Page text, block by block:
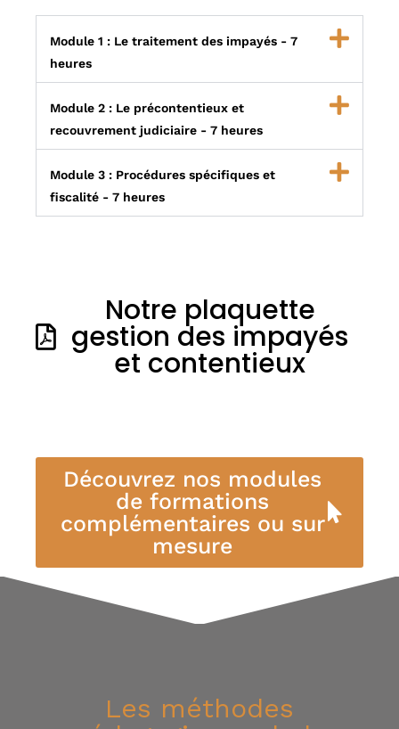
Module 1 : Le traitement des impayés - 7
heures
Module 2 : Le précontentieux et
recouvrement judiciaire - 7 heures
Module 3 : Procédures spécifiques et
fiscalité - 7 heures
Notre plaquette
gestion des impayés
et contentieux
Découvrez nos modules
de formations
complémentaires ou sur
mesure
Les méthodes